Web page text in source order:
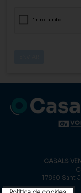
CASALS
17860 Sant